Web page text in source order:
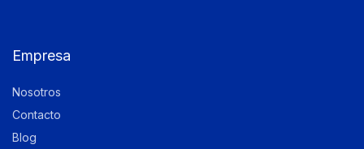
Empresa
Nosotros
Contacto
Blog